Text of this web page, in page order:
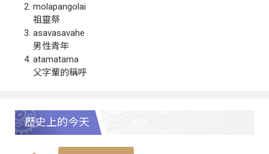
molapangolai
祖靈祭
asavasavahe
男性青年
atamatama
父字輩的稱呼
歷史上的今天